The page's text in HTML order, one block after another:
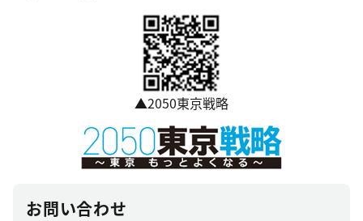
▲2050東京戦略
お問い合わせ